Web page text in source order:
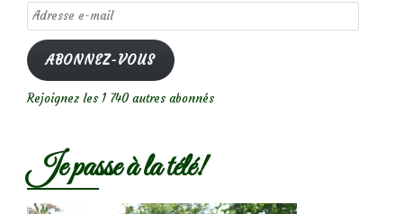
Adresse
e-
mail
ABONNEZ-VOUS
Rejoignez les 1 740 autres abonnés
Je passe à la télé!